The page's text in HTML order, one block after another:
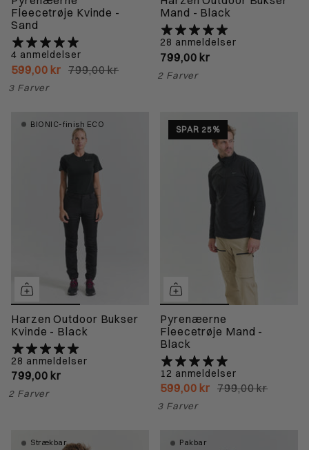
Fleecetrøje Kvinde -
Sand
4 anmeldelser
599,00 kr 799,00 kr
3 Farver
Mand - Black
28 anmeldelser
799,00 kr
2 Farver
BIONIC-finish ECO
Harzen Outdoor Bukser
Kvinde - Black
28 anmeldelser
799,00 kr
2 Farver
SPAR 25%
Pyrenæerne
Fleecetrøje Mand -
Black
12 anmeldelser
599,00 kr 799,00 kr
3 Farver
Strækbar Pakbar